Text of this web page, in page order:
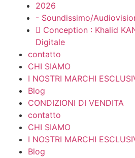
2026
- Soundissimo/
Conception : Khalid
Digitale
contatto
CHI SIAMO
I NOSTRI MARCHI
Blog
CONDIZIONI DI VENDITA
contatto
CHI SIAMO
I NOSTRI MARCHI
Blog